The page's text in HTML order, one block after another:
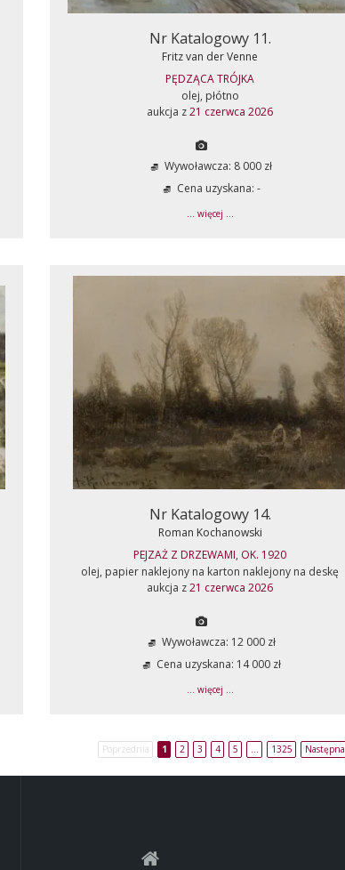
Nr Katalogowy 11.
Fritz van der Venne
PĘDZĄCA TRÓJKA
olej, płótno
aukcja z21 czerwca 2026
Wywoławcza: 8 000 zł
Cena uzyskana: -
... więcej ...
Nr Katalogowy 14.
Roman Kochanowski
PEJZAŻ Z DRZEWAMI, OK. 1920
olej, papier naklejony na karton naklejony na deskę
aukcja z21 czerwca 2026
Wywoławcza: 12 000 zł
Cena uzyskana: 14 000 zł
... więcej ...
Poprzednia 1 2 3 4 5 … 1325 Następna